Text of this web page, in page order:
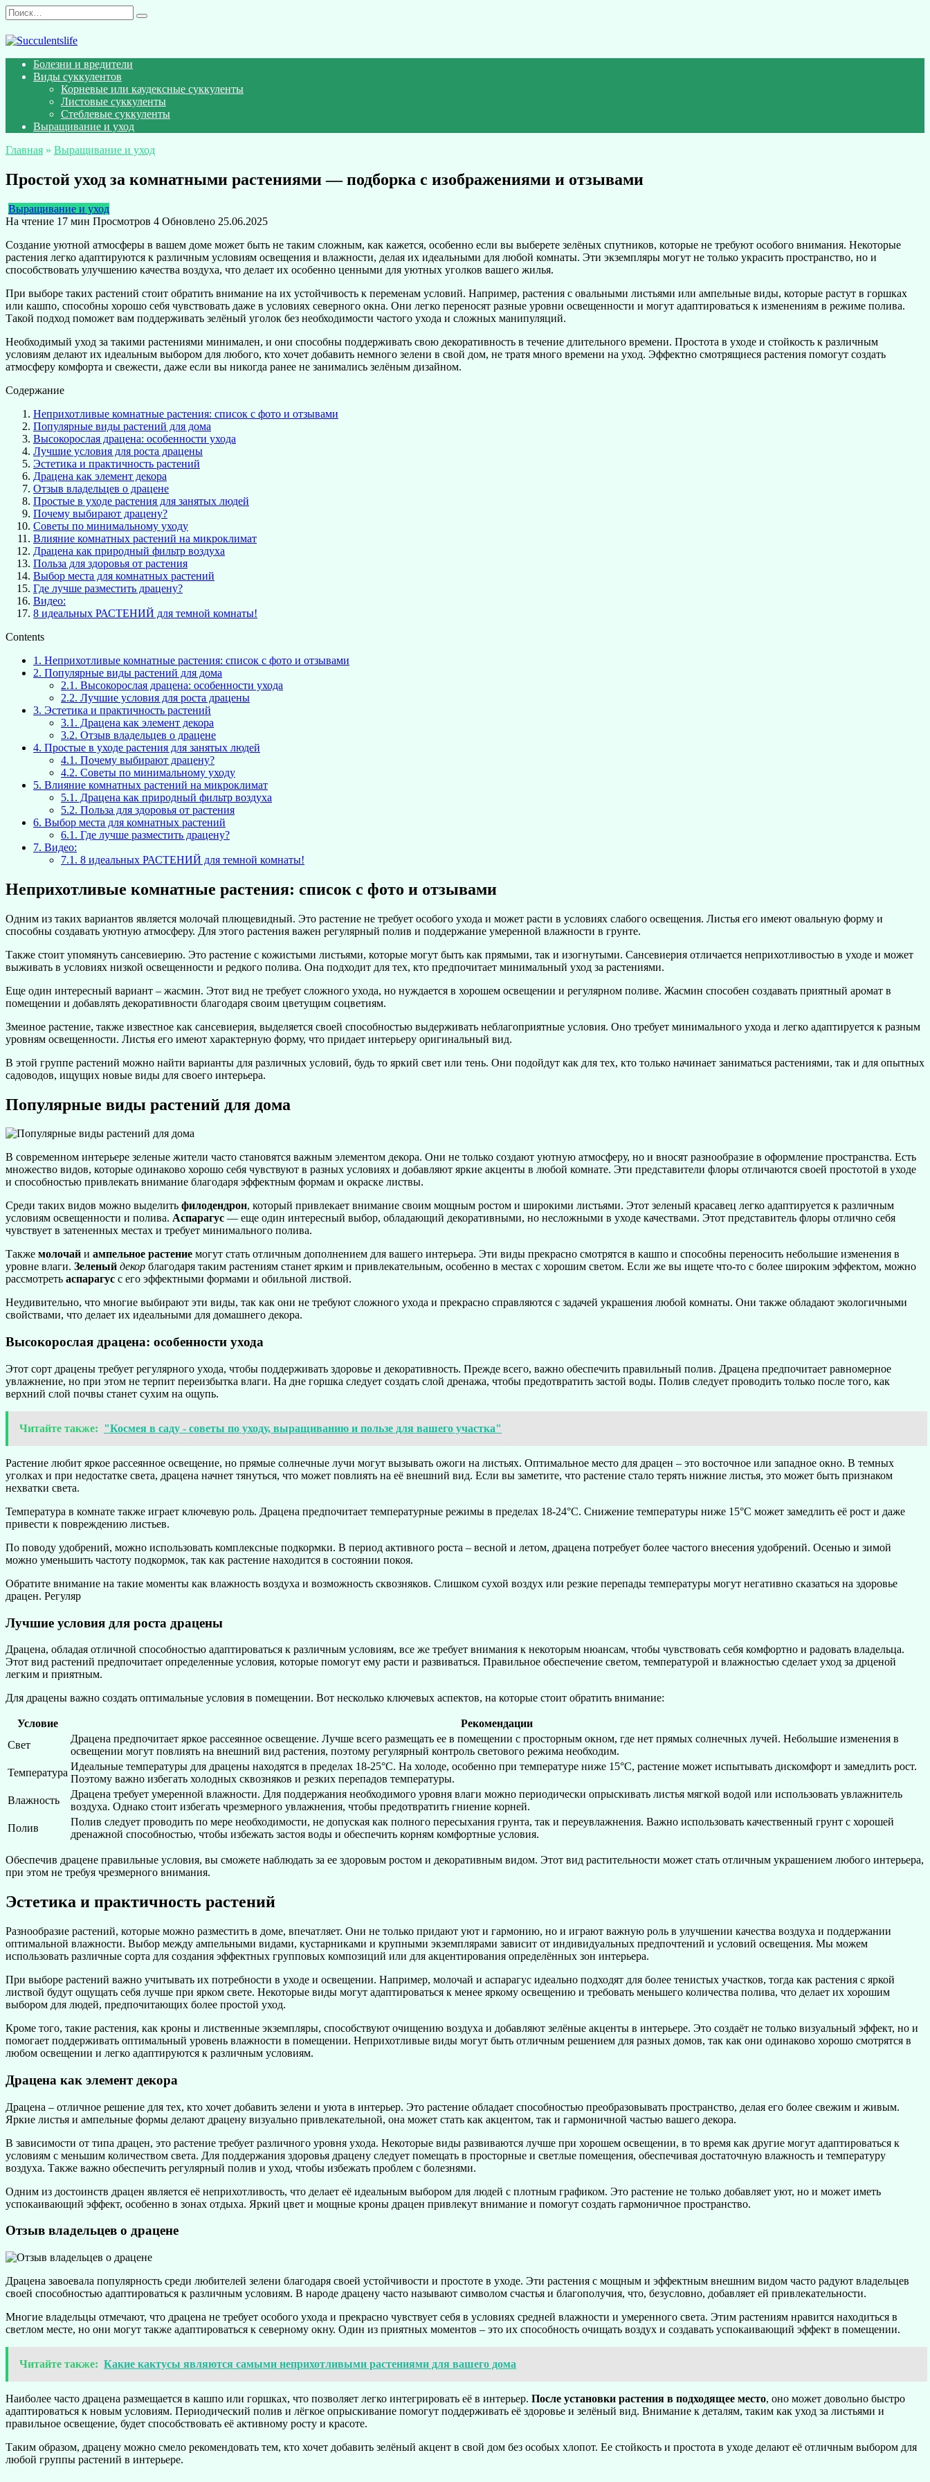
Перейти
к
содержанию
Search
for:
Болезни и вредители
Виды суккулентов
Корневые или каудексные суккуленты
Листовые суккуленты
Стеблевые суккуленты
Выращивание и уход
Главная » Выращивание и уход
Простой уход за комнатными растениями — подборка с изображениями и отзывами
Выращивание и уход
На чтение 17 мин Просмотров 4 Обновлено 25.06.2025
Создание уютной атмосферы в вашем доме может быть не таким сложным, как кажется, особенно если вы выберете зелёных спутников, которые не требуют особого внимания. Некоторые
растения легко адаптируются к различным условиям освещения и влажности, делая их идеальными для любой комнаты. Эти экземпляры могут не только украсить пространство, но и
способствовать улучшению качества воздуха, что делает их особенно ценными для уютных уголков вашего жилья.
При выборе таких растений стоит обратить внимание на их устойчивость к переменам условий. Например, растения с овальными листьями или ампельные виды, которые растут в горшках
или кашпо, способны хорошо себя чувствовать даже в условиях северного окна. Они легко переносят разные уровни освещенности и могут адаптироваться к изменениям в режиме полива.
Такой подход поможет вам поддерживать зелёный уголок без необходимости частого ухода и сложных манипуляций.
Необходимый уход за такими растениями минимален, и они способны поддерживать свою декоративность в течение длительного времени. Простота в уходе и стойкость к различным
условиям делают их идеальным выбором для любого, кто хочет добавить немного зелени в свой дом, не тратя много времени на уход. Эффектно смотрящиеся растения помогут создать
атмосферу комфорта и свежести, даже если вы никогда ранее не занимались зелёным дизайном.
Содержание
Неприхотливые комнатные растения: список с фото и отзывами
Популярные виды растений для дома
Высокорослая драцена: особенности ухода
Лучшие условия для роста драцены
Эстетика и практичность растений
Драцена как элемент декора
Отзыв владельцев о драцене
Простые в уходе растения для занятых людей
Почему выбирают драцену?
Советы по минимальному уходу
Влияние комнатных растений на микроклимат
Драцена как природный фильтр воздуха
Польза для здоровья от растения
Выбор места для комнатных растений
Где лучше разместить драцену?
Видео:
8 идеальных РАСТЕНИЙ для темной комнаты!
Contents
1. Неприхотливые комнатные растения: список с фото и отзывами
2. Популярные виды растений для дома
2.1. Высокорослая драцена: особенности ухода
2.2. Лучшие условия для роста драцены
3. Эстетика и практичность растений
3.1. Драцена как элемент декора
3.2. Отзыв владельцев о драцене
4. Простые в уходе растения для занятых людей
4.1. Почему выбирают драцену?
4.2. Советы по минимальному уходу
5. Влияние комнатных растений на микроклимат
5.1. Драцена как природный фильтр воздуха
5.2. Польза для здоровья от растения
6. Выбор места для комнатных растений
6.1. Где лучше разместить драцену?
7. Видео:
7.1. 8 идеальных РАСТЕНИЙ для темной комнаты!
Неприхотливые комнатные растения: список с фото и отзывами
Одним из таких вариантов является молочай плющевидный. Это растение не требует особого ухода и может расти в условиях слабого освещения. Листья его имеют овальную форму и
способны создавать уютную атмосферу. Для этого растения важен регулярный полив и поддержание умеренной влажности в грунте.
Также стоит упомянуть сансевиерию. Это растение с кожистыми листьями, которые могут быть как прямыми, так и изогнутыми. Сансевиерия отличается неприхотливостью в уходе и может
выживать в условиях низкой освещенности и редкого полива. Она подходит для тех, кто предпочитает минимальный уход за растениями.
Еще один интересный вариант – жасмин. Этот вид не требует сложного ухода, но нуждается в хорошем освещении и регулярном поливе. Жасмин способен создавать приятный аромат в
помещении и добавлять декоративности благодаря своим цветущим соцветиям.
Змеиное растение, также известное как сансевиерия, выделяется своей способностью выдерживать неблагоприятные условия. Оно требует минимального ухода и легко адаптируется к разным
уровням освещенности. Листья его имеют характерную форму, что придает интерьеру оригинальный вид.
В этой группе растений можно найти варианты для различных условий, будь то яркий свет или тень. Они подойдут как для тех, кто только начинает заниматься растениями, так и для опытных
садоводов, ищущих новые виды для своего интерьера.
Популярные виды растений для дома
В современном интерьере зеленые жители часто становятся важным элементом декора. Они не только создают уютную атмосферу, но и вносят разнообразие в оформление пространства. Есть
множество видов, которые одинаково хорошо себя чувствуют в разных условиях и добавляют яркие акценты в любой комнате. Эти представители флоры отличаются своей простотой в уходе
и способностью привлекать внимание благодаря эффектным формам и окраске листвы.
Среди таких видов можно выделить филодендрон, который привлекает внимание своим мощным ростом и широкими листьями. Этот зеленый красавец легко адаптируется к различным
условиям освещенности и полива. Аспарагус — еще один интересный выбор, обладающий декоративными, но несложными в уходе качествами. Этот представитель флоры отлично себя
чувствует в затененных местах и требует минимального полива.
Также молочай и ампельное растение могут стать отличным дополнением для вашего интерьера. Эти виды прекрасно смотрятся в кашпо и способны переносить небольшие изменения в
уровне влаги. Зеленый декор благодаря таким растениям станет ярким и привлекательным, особенно в местах с хорошим светом. Если же вы ищете что-то с более широким эффектом, можно
рассмотреть аспарагус с его эффектными формами и обильной листвой.
Неудивительно, что многие выбирают эти виды, так как они не требуют сложного ухода и прекрасно справляются с задачей украшения любой комнаты. Они также обладают экологичными
свойствами, что делает их идеальными для домашнего декора.
Высокорослая драцена: особенности ухода
Этот сорт драцены требует регулярного ухода, чтобы поддерживать здоровье и декоративность. Прежде всего, важно обеспечить правильный полив. Драцена предпочитает равномерное
увлажнение, но при этом не терпит переизбытка влаги. На дне горшка следует создать слой дренажа, чтобы предотвратить застой воды. Полив следует проводить только после того, как
верхний слой почвы станет сухим на ощупь.
Читайте также: "Космея в саду - советы по уходу, выращиванию и пользе для вашего участка"
Растение любит яркое рассеянное освещение, но прямые солнечные лучи могут вызывать ожоги на листьях. Оптимальное место для драцен – это восточное или западное окно. В темных
уголках и при недостатке света, драцена начнет тянуться, что может повлиять на её внешний вид. Если вы заметите, что растение стало терять нижние листья, это может быть признаком
нехватки света.
Температура в комнате также играет ключевую роль. Драцена предпочитает температурные режимы в пределах 18-24°C. Снижение температуры ниже 15°C может замедлить её рост и даже
привести к повреждению листьев.
По поводу удобрений, можно использовать комплексные подкормки. В период активного роста – весной и летом, драцена потребует более частого внесения удобрений. Осенью и зимой
можно уменьшить частоту подкормок, так как растение находится в состоянии покоя.
Обратите внимание на такие моменты как влажность воздуха и возможность сквозняков. Слишком сухой воздух или резкие перепады температуры могут негативно сказаться на здоровье
драцен. Регуляр
Лучшие условия для роста драцены
Драцена, обладая отличной способностью адаптироваться к различным условиям, все же требует внимания к некоторым нюансам, чтобы чувствовать себя комфортно и радовать владельца.
Этот вид растений предпочитает определенные условия, которые помогут ему расти и развиваться. Правильное обеспечение светом, температурой и влажностью сделает уход за дрценой
легким и приятным.
Для драцены важно создать оптимальные условия в помещении. Вот несколько ключевых аспектов, на которые стоит обратить внимание:
Условие
Рекомендации
Свет
Драцена предпочитает яркое рассеянное освещение. Лучше всего размещать ее в помещении с просторным окном, где нет прямых солнечных лучей. Небольшие изменения в
освещении могут повлиять на внешний вид растения, поэтому регулярный контроль светового режима необходим.
Температура
Идеальные температуры для драцены находятся в пределах 18-25°C. На холоде, особенно при температуре ниже 15°C, растение может испытывать дискомфорт и замедлить рост.
Поэтому важно избегать холодных сквозняков и резких перепадов температуры.
Влажность
Драцена требует умеренной влажности. Для поддержания необходимого уровня влаги можно периодически опрыскивать листья мягкой водой или использовать увлажнитель
воздуха. Однако стоит избегать чрезмерного увлажнения, чтобы предотвратить гниение корней.
Полив
Полив следует проводить по мере необходимости, не допуская как полного пересыхания грунта, так и переувлажнения. Важно использовать качественный грунт с хорошей
дренажной способностью, чтобы избежать застоя воды и обеспечить корням комфортные условия.
Обеспечив драцене правильные условия, вы сможете наблюдать за ее здоровым ростом и декоративным видом. Этот вид растительности может стать отличным украшением любого интерьера,
при этом не требуя чрезмерного внимания.
Эстетика и практичность растений
Разнообразие растений, которые можно разместить в доме, впечатляет. Они не только придают уют и гармонию, но и играют важную роль в улучшении качества воздуха и поддержании
оптимальной влажности. Выбор между ампельными видами, кустарниками и крупными экземплярами зависит от индивидуальных предпочтений и условий освещения. Мы можем
использовать различные сорта для создания эффектных групповых композиций или для акцентирования определённых зон интерьера.
При выборе растений важно учитывать их потребности в уходе и освещении. Например, молочай и аспарагус идеально подходят для более тенистых участков, тогда как растения с яркой
листвой будут ощущать себя лучше при ярком свете. Некоторые виды могут адаптироваться к менее яркому освещению и требовать меньшего количества полива, что делает их хорошим
выбором для людей, предпочитающих более простой уход.
Кроме того, такие растения, как кроны и лиственные экземпляры, способствуют очищению воздуха и добавляют зелёные акценты в интерьере. Это создаёт не только визуальный эффект, но и
помогает поддерживать оптимальный уровень влажности в помещении. Неприхотливые виды могут быть отличным решением для разных домов, так как они одинаково хорошо смотрятся в
любом освещении и легко адаптируются к различным условиям.
Драцена как элемент декора
Драцена – отличное решение для тех, кто хочет добавить зелени и уюта в интерьер. Это растение обладает способностью преобразовывать пространство, делая его более свежим и живым.
Яркие листья и ампельные формы делают драцену визуально привлекательной, она может стать как акцентом, так и гармоничной частью вашего декора.
В зависимости от типа драцен, это растение требует различного уровня ухода. Некоторые виды развиваются лучше при хорошем освещении, в то время как другие могут адаптироваться к
условиям с меньшим количеством света. Для поддержания здоровья драцену следует помещать в просторные и светлые помещения, обеспечивая достаточную влажность и температуру
воздуха. Также важно обеспечить регулярный полив и уход, чтобы избежать проблем с болезнями.
Одним из достоинств драцен является её неприхотливость, что делает её идеальным выбором для людей с плотным графиком. Это растение не только добавляет уют, но и может иметь
успокаивающий эффект, особенно в зонах отдыха. Яркий цвет и мощные кроны драцен привлекут внимание и помогут создать гармоничное пространство.
Отзыв владельцев о драцене
Драцена завоевала популярность среди любителей зелени благодаря своей устойчивости и простоте в уходе. Эти растения с мощным и эффектным внешним видом часто радуют владельцев
своей способностью адаптироваться к различным условиям. В народе драцену часто называют символом счастья и благополучия, что, безусловно, добавляет ей привлекательности.
Многие владельцы отмечают, что драцена не требует особого ухода и прекрасно чувствует себя в условиях средней влажности и умеренного света. Этим растениям нравится находиться в
светлом месте, но они могут также адаптироваться к северному окну. Один из приятных моментов – это их способность очищать воздух и создавать успокаивающий эффект в помещении.
Читайте также: Какие кактусы являются самыми неприхотливыми растениями для вашего дома
Наиболее часто драцена размещается в кашпо или горшках, что позволяет легко интегрировать её в интерьер. После установки растения в подходящее место, оно может довольно быстро
адаптироваться к новым условиям. Периодический полив и лёгкое опрыскивание помогут поддерживать её здоровье и зелёный вид. Внимание к деталям, таким как уход за листьями и
правильное освещение, будет способствовать её активному росту и красоте.
Таким образом, драцену можно смело рекомендовать тем, кто хочет добавить зелёный акцент в свой дом без особых хлопот. Ее стойкость и простота в уходе делают её отличным выбором для
любой группы растений в интерьере.